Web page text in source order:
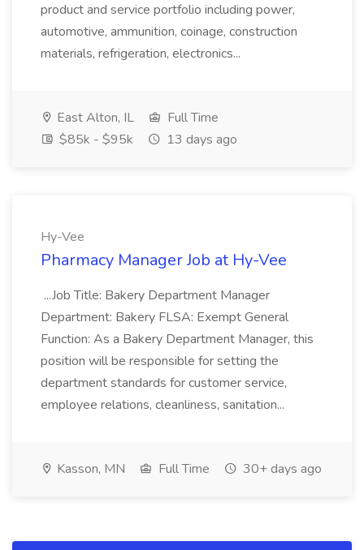
product and service portfolio including power,
automotive, ammunition, coinage, construction
materials, refrigeration, electronics...
East Alton, IL
Full Time
$85k - $95k
13 days ago
Hy-Vee
Pharmacy Manager Job at Hy-Vee
...Job Title: Bakery Department Manager
Department: Bakery FLSA: Exempt General
Function: As a Bakery Department Manager, this
position will be responsible for setting the
department standards for customer service,
employee relations, cleanliness, sanitation...
Kasson, MN Full Time 30+ days ago